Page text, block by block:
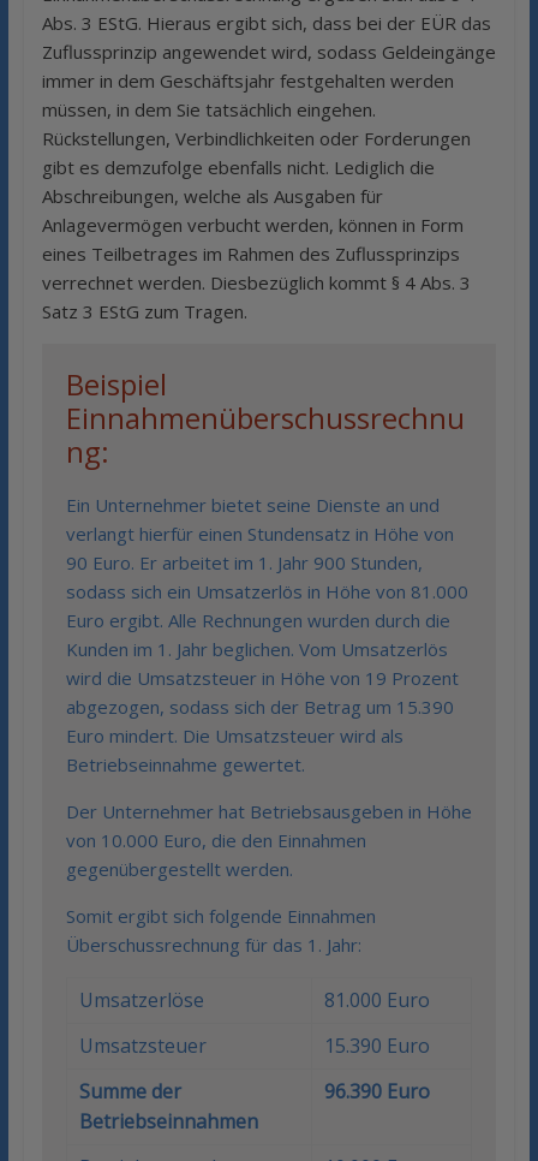
Abs. 3 EStG. Hieraus ergibt sich, dass bei der EÜR das
Zuflussprinzip angewendet wird, sodass Geldeingänge
immer in dem Geschäftsjahr festgehalten werden
müssen, in dem Sie tatsächlich eingehen.
Rückstellungen, Verbindlichkeiten oder Forderungen
gibt es demzufolge ebenfalls nicht. Lediglich die
Abschreibungen, welche als Ausgaben für
Anlagevermögen verbucht werden, können in Form
eines Teilbetrages im Rahmen des Zuflussprinzips
verrechnet werden. Diesbezüglich kommt § 4 Abs. 3
Satz 3 EStG zum Tragen.
Beispiel
Einnahmenüberschussrechnu
ng:
Ein Unternehmer bietet seine Dienste an und
verlangt hierfür einen Stundensatz in Höhe von
90 Euro. Er arbeitet im 1. Jahr 900 Stunden,
sodass sich ein Umsatzerlös in Höhe von 81.000
Euro ergibt. Alle Rechnungen wurden durch die
Kunden im 1. Jahr beglichen. Vom Umsatzerlös
wird die Umsatzsteuer in Höhe von 19 Prozent
abgezogen, sodass sich der Betrag um 15.390
Euro mindert. Die Umsatzsteuer wird als
Betriebseinnahme gewertet.
Der Unternehmer hat Betriebsausgeben in Höhe
von 10.000 Euro, die den Einnahmen
gegenübergestellt werden.
Somit ergibt sich folgende Einnahmen
Überschussrechnung für das 1. Jahr:
Umsatzerlöse
81.000 Euro
Umsatzsteuer
15.390 Euro
Summe der
Betriebseinnahmen
96.390 Euro